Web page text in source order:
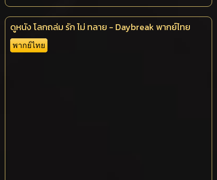
ดูหนัง โลกถล่ม รัก ไม่ ทลาย - Daybreak พากย์ไทย
พากย์ไทย